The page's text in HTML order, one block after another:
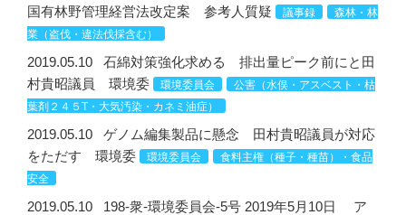
国有林野管理経営法改定案 参考人質疑
議事録
森林・林
業（盗伐・違法伐採含む）
2019.05.10
石綿対策強化求める 排出量ピーク前にと田
村貴昭議員 環境委
環境委員会
公害（水俣・アスベスト・枯
葉剤２４５T・大気汚染・カネミ油症）
2019.05.10
ゲノム編集製品に懸念 田村貴昭議員が対応
をただす 環境委
環境委員会
食料主権（種子・種苗）・食品
安全
2019.05.10
198-衆-環境委員会-5号 2019年5月10日 ア